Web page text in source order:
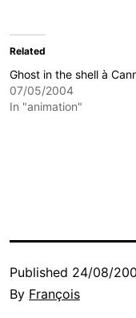
Related
Ghost in the shell à
07/05/2004
In "animation"
Published 24/08/
By François